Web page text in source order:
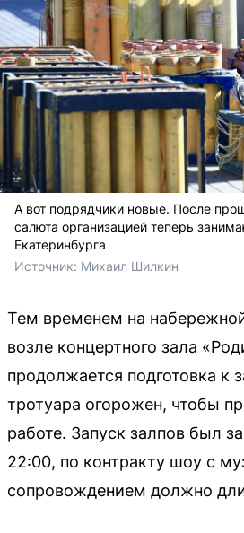
А вот подрядчики новые. После
салюта организацией теперь
Екатеринбурга
Источник: Михаил Шилкин
Тем временем на
возле концертного зала
продолжается подготовка к
тротуара огорожен, чтобы
работе. Запуск залпов был
22:00, по контракту шоу с
сопровождением должно